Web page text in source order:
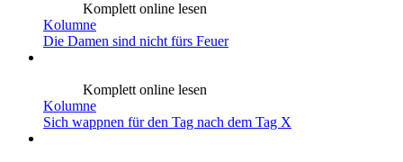
Komplett online lesen
Kolumne
Die Damen sind nicht fürs Feuer
Komplett online lesen
Kolumne
Sich wappnen für den Tag nach dem Tag X